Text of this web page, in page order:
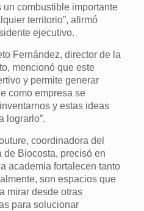
combustible importante
territorio”, afirmó
ejecutivo.
Fernández, director de la
mencionó que este
y permite generar
como empresa se
y estas ideas
lograrlo”.
coordinadora del
de Biocosta, precisó en
academia fortalecen tanto
son espacios que
mirar desde otras
para solucionar